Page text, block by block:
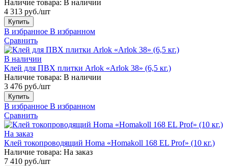
Наличие товара: В наличии
4 313 руб./шт
Купить
В избранное В избранном
Сравнить
В наличии
Клей для ПВХ плитки Arlok «Arlok 38» (6,5 кг.)
Наличие товара: В наличии
3 476 руб./шт
Купить
В избранное В избранном
Сравнить
На заказ
Клей токопроводящий Homa «Homakoll 168 EL Prof» (10 кг.)
Наличие товара: На заказ
7 410 руб./шт